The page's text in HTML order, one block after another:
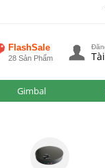
FlashSale
28 Sản Phẩm
Gimbal